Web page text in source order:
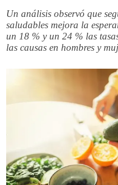
Un análisis observó que
saludables mejora la
un 18 % y un 24 % las
las causas en hombres y